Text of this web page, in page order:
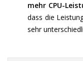
mehr CPU-
dass die
sehr